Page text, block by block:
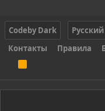
Codeby Dark
Русский
Контакты
Правила
S